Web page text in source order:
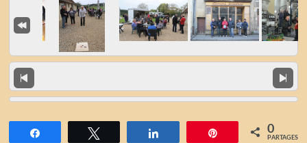
Épingle 0
PARTAGES